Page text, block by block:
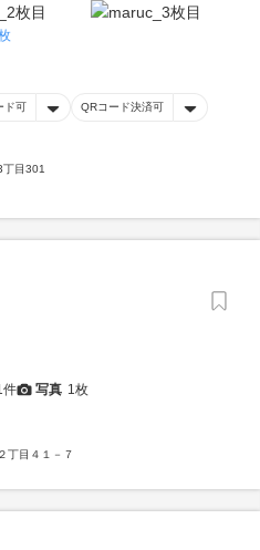
ド可 QRコード決済可
丁目301
件 写真 1枚
丁目４１－７